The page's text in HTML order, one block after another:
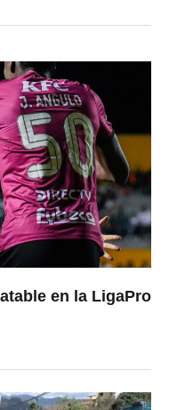
en la LigaPro